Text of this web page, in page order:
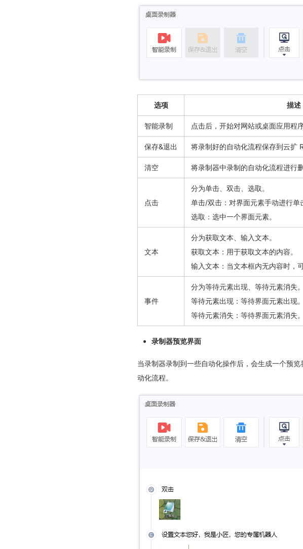
选项 描述
智能录制 点击后，开始对网站或桌面应用程
保存&退出 将录制好的自动化流程保存到云扩
清空 将录制器中录制的自动化流程进行删
点击
分为单击、双击、选取。
单击/双击：对界面元素手动进行单
选取：选中一个界面元素。
文本
分为获取文本、输入文本。
获取文本：用于获取文本的内容。
输入文本：当文本框内无内容时，
事件
分为等待元素出现、等待元素消失
等待元素出现：等待界面元素出现。
等待元素消失：等待界面元素消失。
录制器预览界面
当录制器录制到一些自动化操作后，会生成一个预
动化流程。